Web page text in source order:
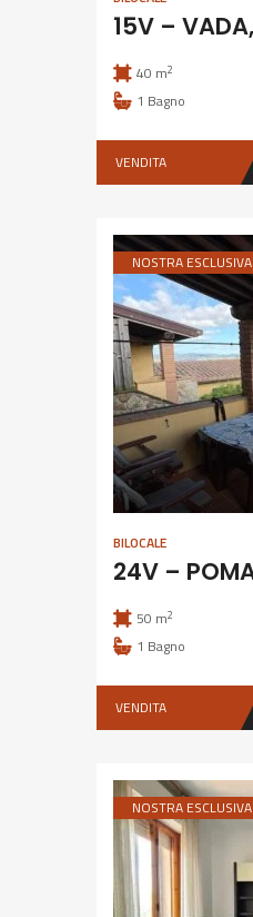
40 m2
1 Bagno
VENDITA
NOSTRA ESCLUSIVA
BILOCALE
50 m2
1 Bagno
VENDITA
NOSTRA ESCLUSIVA